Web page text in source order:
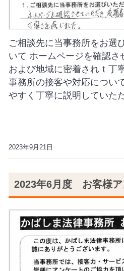
ご相談先に当事務所をお選
いて ホームページを確認さ
および地域に密着されｔ丁
事務所の接客や対応につい
やすく丁寧に説明していた
2023年9月21日
2023年6月度 お客様